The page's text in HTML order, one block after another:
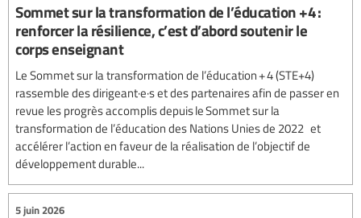
Sommet sur la transformation de l’éducation +4 :
renforcer la résilience, c’est d’abord soutenir le
corps enseignant
Le Sommet sur la transformation de l’éducation + 4 (STE+4)
rassemble des dirigeant·e·s et des partenaires afin de passer en
revue les progrès accomplis depuis le Sommet sur la
transformation de l’éducation des Nations Unies de 2022 et
accélérer l’action en faveur de la réalisation de l’objectif de
développement durable...
5 juin 2026